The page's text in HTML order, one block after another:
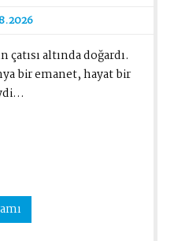
altında doğardı.
bir emanet, hayat bir